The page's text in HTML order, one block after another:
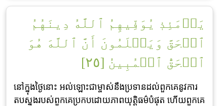
يَوۡمَئِذٖ يُوَفِّيهِمُ ٱللَّهُ دِينَهُمُ
ٱلۡحَقَّ وَيَعۡلَمُونَ أَنَّ ٱللَّهَ هُوَ
ٱلۡحَقُّ ٱلۡمُبِينُ [٢٥]
នៅក្នុងថ្ងៃនោះ អល់ឡោះជាម្ចាស់នឹងប្រទានដល់ពួកគេនូវការ
តបស្នងរបស់ពួកគេប្រកបដោយភាពយុត្តិធម៌បំផុត ហើយពួកគេ